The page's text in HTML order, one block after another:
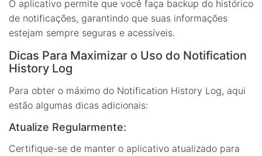
O aplicativo permite que você faça backup do histórico
de notificações, garantindo que suas informações
estejam sempre seguras e acessíveis.
Dicas Para Maximizar o Uso do Notification
History Log
Para obter o máximo do Notification History Log, aqui
estão algumas dicas adicionais:
Atualize Regularmente:
Certifique-se de manter o aplicativo atualizado para